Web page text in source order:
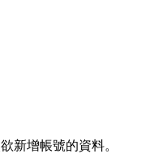
新增帳號的資料。